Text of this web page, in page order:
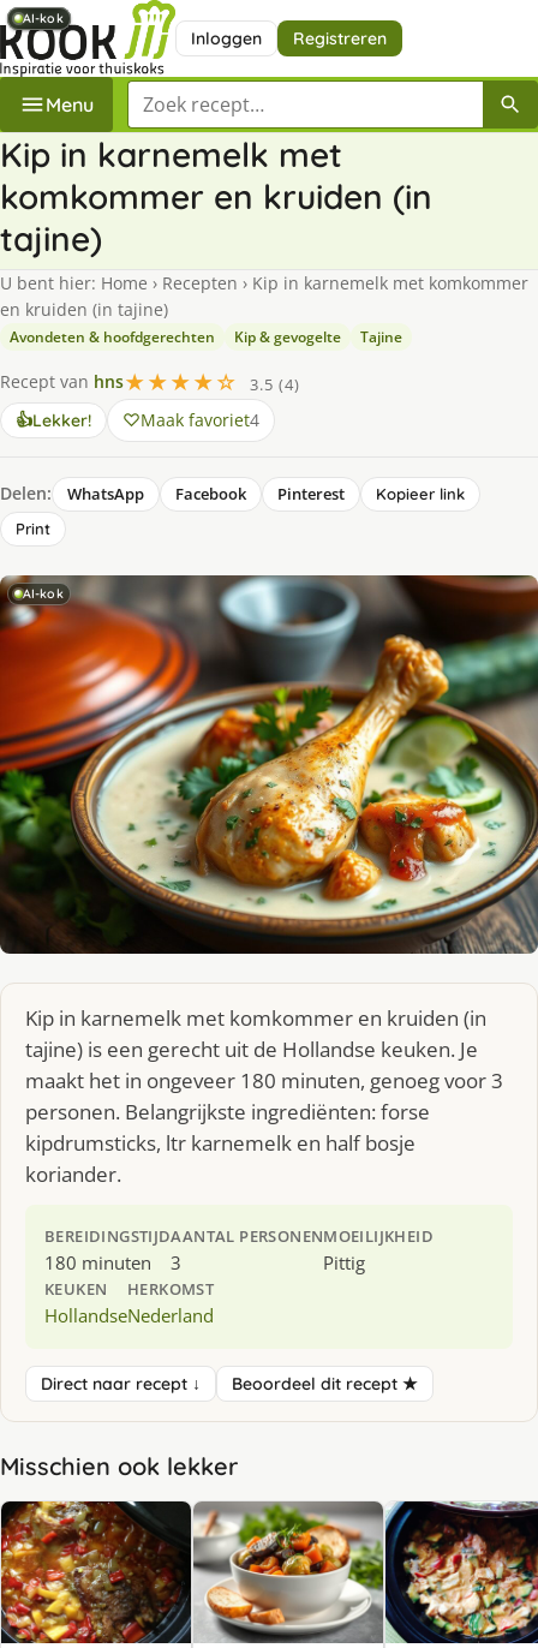
Inloggen Registreren
Menu Zoek een recept
Kip in karnemelk met
komkommer en kruiden (in
tajine)
U bent hier: Home › Recepten › Kip in karnemelk met komkommer
en kruiden (in tajine)
Avondeten & hoofdgerechten Kip & gevogelte Tajine
Recept van hns★★★★☆
3.5 (4)
👍Lekker! Maak favoriet4
Delen: WhatsApp Facebook Pinterest
Kopieer link
Print
AI-kok
Kip in karnemelk met komkommer en kruiden (in
tajine) is een gerecht uit de Hollandse keuken. Je
maakt het in ongeveer 180 minuten, genoeg voor 3
personen. Belangrijkste ingrediënten: forse
kipdrumsticks, ltr karnemelk en half bosje
koriander.
BEREIDINGSTIJD
180 minuten
AANTAL PERSONEN
3
MOEILIJKHEID
Pittig
KEUKEN
Hollandse
HERKOMST
Nederland
Direct naar recept ↓ Beoordeel dit recept ★
Misschien ook lekker
AI-kok
AI-kok
AI-kok
AI-kok